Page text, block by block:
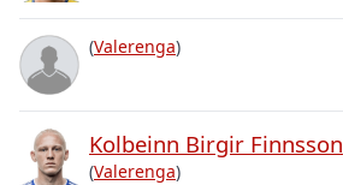
(Valerenga)
Kolbeinn Birgir Finnsson
(Valerenga)